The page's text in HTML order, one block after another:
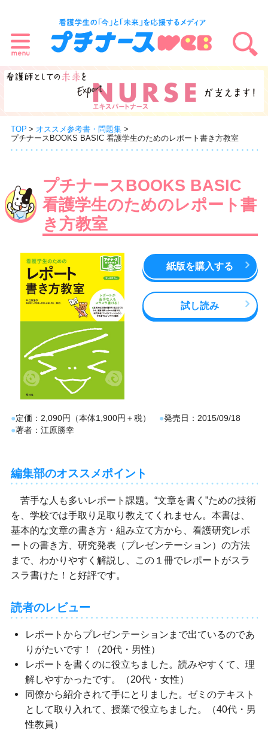
TOP
オススメ参考書・問題集
プチナースBOOKS BASIC 看護学生のためのレポート書き方教室
プチナースBOOKS BASIC
看護学生のためのレポート書
き方教室
紙版を購入する
試し読み
定価 2,090円（本体1,900円＋税） 発売日
2015/09/18
著者
江原勝幸
編集部のオススメポイント
苦手な人も多いレポート課題。“文章を書く”ための技術
を、学校では手取り足取り教えてくれません。本書は、
基本的な文章の書き方・組み立て方から、看護研究レポ
ートの書き方、研究発表（プレゼンテーション）の方法
まで、わかりやすく解説し、この１冊でレポートがスラ
スラ書けた！と好評です。
読者のレビュー
レポートからプレゼンテーションまで出ているのであ
りがたいです！（20代・男性）
レポートを書くのに役立ちました。読みやすくて、理
解しやすかったです。（20代・女性）
同僚から紹介されて手にとりました。ゼミのテキスト
として取り入れて、授業で役立ちました。（40代・男
性教員）